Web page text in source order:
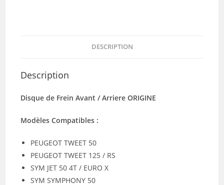
DESCRIPTION
Description
Disque de Frein Avant / Arriere ORIGINE
Modèles Compatibles :
PEUGEOT TWEET 50
PEUGEOT TWEET 125 / RS
SYM JET 50 4T / EURO X
SYM SYMPHONY 50